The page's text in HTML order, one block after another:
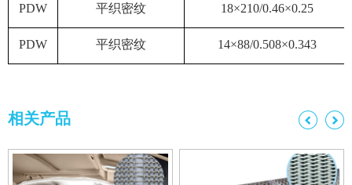
PDW 平织密纹 18×210/0.46×0.25
PDW 平织密纹 14×88/0.508×0.343
相关产品